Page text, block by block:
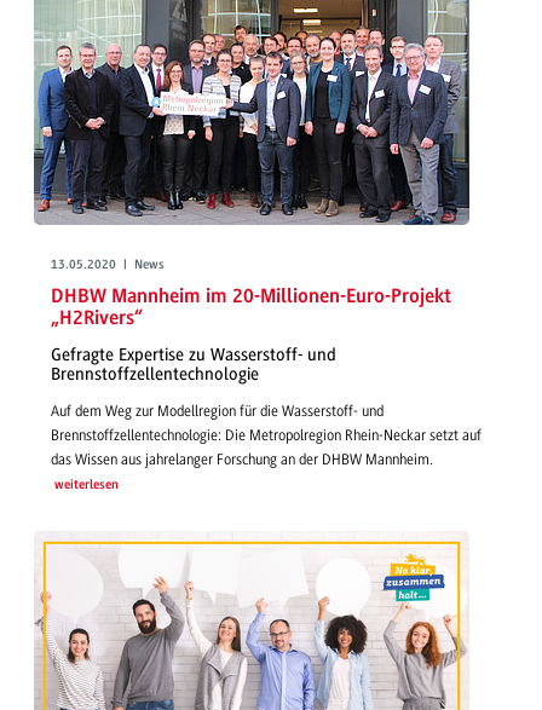
13.05.2020 | News
DHBW Mannheim im 20-Millionen-Euro-Projekt
„H2Rivers“
Gefragte Expertise zu Wasserstoff- und
Brennstoffzellentechnologie
Auf dem Weg zur Modellregion für die Wasserstoff- und
Brennstoffzellentechnologie: Die Metropolregion Rhein-Neckar setzt auf
das Wissen aus jahrelanger Forschung an der DHBW Mannheim.
weiterlesen